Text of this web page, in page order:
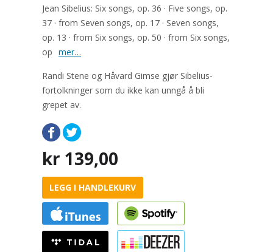
Jean Sibelius: Six songs, op. 36 · Five songs, op.
37 · from Seven songs, op. 17 · Seven songs,
op. 13 · from Six songs, op. 50 · from Six songs,
op mer…
Randi Stene og Håvard Gimse gjør Sibelius-
fortolkninger som du ikke kan unngå å bli
grepet av.
kr 139,00
LEGG I HANDLEKURV